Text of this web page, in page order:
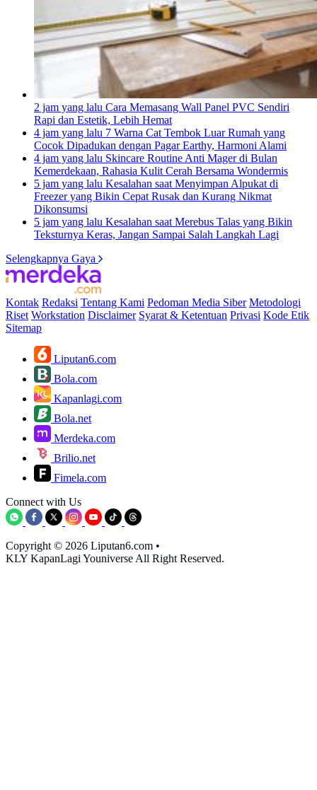
2 jam yang lalu Cara Memasang Wall Panel PVC Sendiri
Rapi dan Estetik, Lebih Hemat
4 jam yang lalu 7 Warna Cat Tembok Luar Rumah yang
Cocok Dipadukan dengan Pagar Earthy, Harmoni Alami
4 jam yang lalu Skincare Routine Anti Mager di Bulan
Kemerdekaan, Rahasia Kulit Cerah Bersama Wondermis
5 jam yang lalu Kesalahan saat Menyimpan Alpukat di
Freezer yang Bikin Cepat Rusak dan Kurang Nikmat
Dikonsumsi
5 jam yang lalu Kesalahan saat Merebus Talas yang Bikin
Teksturnya Keras, Jangan Sampai Salah Langkah Lagi
Selengkapnya Gaya
Kontak Redaksi Tentang Kami Pedoman Media Siber Metodologi
Riset Workstation Disclaimer Syarat & Ketentuan Privasi Kode Etik
Sitemap
Liputan6.com
Bola.com
Kapanlagi.com
Bola.net
Merdeka.com
Brilio.net
Fimela.com
Connect with Us
Copyright © 2026 Liputan6.com •
KLY KapanLagi Youniverse All Right Reserved.